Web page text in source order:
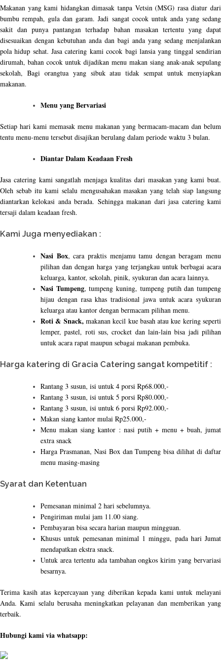
Makanan yang kami hidangkan dimasak tanpa Vetsin (MSG) rasa diatur dari
bumbu rempah, gula dan garam. Jadi sangat cocok untuk anda yang sedang
sakit dan punya pantangan terhadap bahan masakan tertentu yang dapat
disesuaikan dengan kebutuhan anda dan bagi anda yang sedang menjalankan
pola hidup sehat. Jasa catering kami cocok bagi lansia yang tinggal sendirian
dirumah, bahan cocok untuk dijadikan menu makan siang anak-anak sepulang
sekolah, Bagi orangtua yang sibuk atau tidak sempat untuk menyiapkan
makanan.
Menu yang Bervariasi
Setiap hari kami memasak menu makanan yang bermacam-macam dan belum
tentu menu-menu tersebut disajikan berulang dalam periode waktu 3 bulan.
Diantar Dalam Keadaan Fresh
Jasa catering kami sangatlah menjaga kualitas dari masakan yang kami buat.
Oleh sebab itu kami selalu mengusahakan masakan yang telah siap langsung
diantarkan kelokasi anda berada. Sehingga makanan dari jasa catering kami
tersaji dalam keadaan fresh.
Kami Juga menyediakan :
Nasi Box, cara praktis menjamu tamu dengan beragam menu
pilihan dan dengan harga yang terjangkau untuk berbagai acara
keluarga, kantor, sekolah, pinik, syukuran dan acara lainnya.
Nasi Tumpeng, tumpeng kuning, tumpeng putih dan tumpeng
hijau dengan rasa khas tradisional jawa untuk acara syukuran
keluarga atau kantor dengan bermacam pilihan menu.
Roti & Snack, makanan kecil kue basah atau kue kering seperti
lemper, pastel, roti sus, crocket dan lain-lain bisa jadi pilihan
untuk acara rapat maupun sebagai makanan pembuka.
Harga katering di Gracia Catering sangat kompetitif :
Rantang 3 susun, isi untuk 4 porsi Rp68.000,-
Rantang 3 susun, isi untuk 5 porsi Rp80.000,-
Rantang 3 susun, isi untuk 6 porsi Rp92.000,-
Makan siang kantor mulai Rp25.000,-
Menu makan siang kantor : nasi putih + menu + buah, jumat
extra snack
Harga Prasmanan, Nasi Box dan Tumpeng bisa dilihat di daftar
menu masing-masing
Syarat dan Ketentuan
Pemesanan minimal 2 hari sebelumnya.
Pengiriman mulai jam 11.00 siang.
Pembayaran bisa secara harian maupun mingguan.
Khusus untuk pemesanan minimal 1 minggu, pada hari Jumat
mendapatkan ekstra snack.
Untuk area tertentu ada tambahan ongkos kirim yang bervariasi
besarnya.
Terima kasih atas kepercayaan yang diberikan kepada kami untuk melayani
Anda. Kami selalu berusaha meningkatkan pelayanan dan memberikan yang
terbaik.
Hubungi kami via whatsapp: